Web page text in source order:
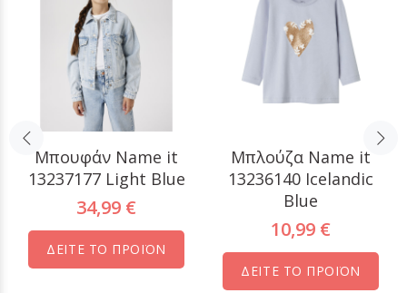
Μπουφάν Name it
13237177 Light Blue
34,99 €
ΔΕΙΤΕ ΤΟ ΠΡΟΪΟΝ
Μπλούζα Name it
13236140 Icelandic
Blue
10,99 €
ΔΕΙΤΕ ΤΟ ΠΡΟΪΟΝ